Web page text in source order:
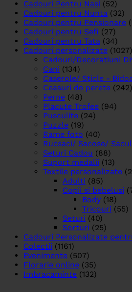
Cadouri Pentru Nasi (52)
Cadouri pentru Nunta (32)
Cadouri pentru Pensionare
Cadouri pentru Sefi (27)
Cadouri pentru Tata (34)
Cadouri personalizate (1027)
Cadouri/Decoratiuni
Cani (134)
Caserole/ Sticle -
Ceasuri de perete (242)
Perne (48)
Placute Trofee (94)
Pusculite (24)
Puzzle (19)
Rame foto (40)
Rucsaci/ Sacose/
Seturi Cadou (88)
Suport medalii (13)
Textile personalizate
Adulti (85)
Copii si bebelusi
Body (18)
Tricouri (55)
Seturi (40)
Sorturi (25)
Cadouri Personalizate
Colectii (1161)
Evenimente (507)
Florarie online (35)
Imbracaminte (132)